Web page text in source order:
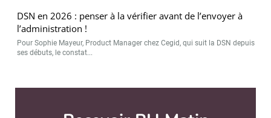
DSN en 2026 : penser à la vérifier avant de l’envoyer à
l’administration !
Pour Sophie Mayeur, Product Manager chez Cegid, qui suit la DSN depuis
ses débuts, le constat...